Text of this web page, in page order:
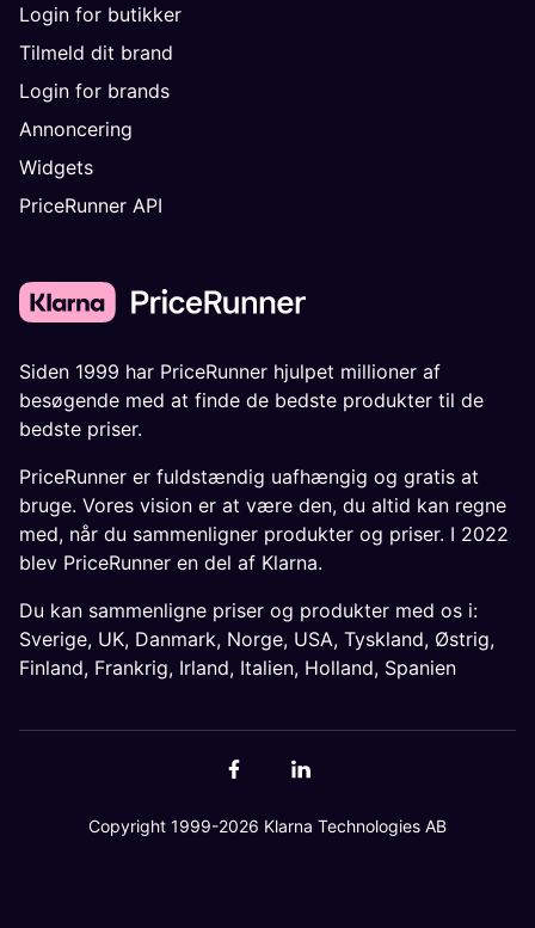
Login for butikker
Tilmeld dit brand
Login for brands
Annoncering
Widgets
PriceRunner API
Siden 1999 har PriceRunner hjulpet millioner af
besøgende med at finde de bedste produkter til de
bedste priser.
PriceRunner er fuldstændig uafhængig og gratis at
bruge. Vores vision er at være den, du altid kan regne
med, når du sammenligner produkter og priser. I 2022
blev PriceRunner en del af Klarna.
Du kan sammenligne priser og produkter med os i:
Sverige, UK, Danmark, Norge, USA, Tyskland, Østrig,
Finland, Frankrig, Irland, Italien, Holland, Spanien
Copyright 1999-2026 Klarna Technologies AB